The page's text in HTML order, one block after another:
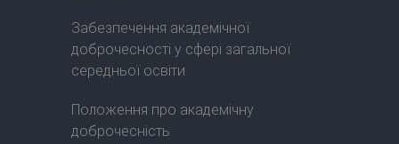
Забезпечення академічної
доброчесності у сфері загальної
середньої освіти
Положення про академічну
доброчесність